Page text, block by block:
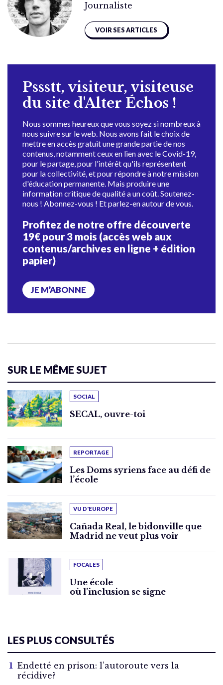
Journaliste
VOIR SES ARTICLES
Pssstt, visiteur, visiteuse
du site d'Alter Échos !
Nous sommes heureux que vous soyez si nombreux à
nous suivre sur le web. Nous avons fait le choix de
mettre en accès gratuit une grande partie de nos
contenus, notamment ceux en lien avec le Covid-19,
pour le partage, pour l'intérêt qu'ils représentent
pour la collectivité, et pour répondre à notre mission
d'éducation permanente. Mais produire une
information critique de qualité a un coût. Soutenez-
nous ! Abonnez-vous ! Et parlez-en autour de vous.
Profitez de notre offre découverte
19€ pour 3 mois (accès web aux
contenus/archives en ligne + édition
papier)
JE M’ABONNE
SUR LE MÊME SUJET
SOCIAL
SECAL, ouvre-toi
REPORTAGE
Les Doms syriens face au défi de
l’école
VU D'EUROPE
Cañada Real, le bidonville que
Madrid ne veut plus voir
FOCALES
Une école
où l’inclusion se signe
LES PLUS CONSULTÉS
Endetté en prison: l’autoroute vers la
récidive?